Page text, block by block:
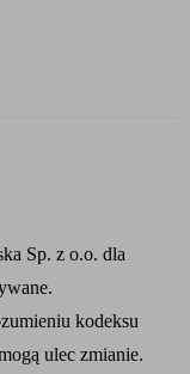
Sp. z o.o. dla
kodeksu
ulec zmianie.